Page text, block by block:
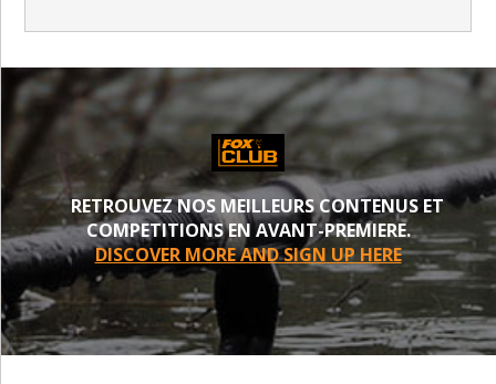
RETROUVEZ NOS MEILLEURS CONTENUS ET
COMPETITIONS EN AVANT-PREMIERE.
DISCOVER MORE AND SIGN UP HERE